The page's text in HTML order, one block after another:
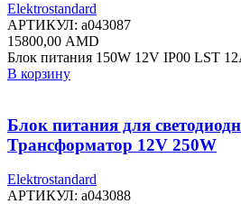
Elektrostandard
АРТИКУЛ: a043087
15800,00 AMD
Блок питания 150W 12V IP00 LST
В корзину
Блок питания для
Трансформатор 12V 250W
Elektrostandard
АРТИКУЛ: a043088